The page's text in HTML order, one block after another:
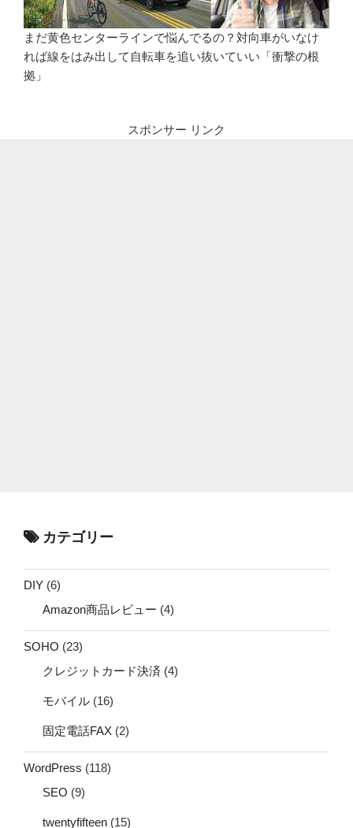
まだ黄色センターラインで悩んでるの？対向車がいなけ
れば線をはみ出して自転車を追い抜いていい「衝撃の根
拠」
スポンサー リンク
カテゴリー
DIY (6)
Amazon商品レビュー (4)
SOHO (23)
クレジットカード決済 (4)
モバイル (16)
固定電話FAX (2)
WordPress (118)
SEO (9)
twentyfifteen (15)